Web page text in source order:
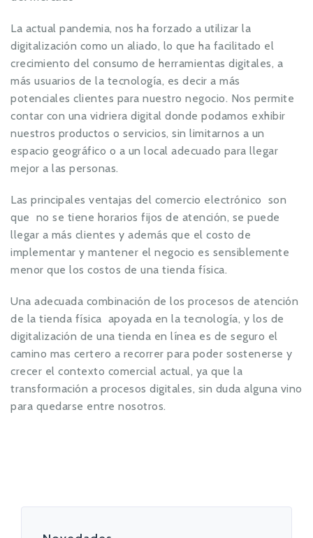
La actual pandemia, nos ha forzado a utilizar la
digitalización como un aliado, lo que ha facilitado el
crecimiento del consumo de herramientas digitales, a
más usuarios de la tecnología, es decir a más
potenciales clientes para nuestro negocio. Nos permite
contar con una vidriera digital donde podamos exhibir
nuestros productos o servicios, sin limitarnos a un
espacio geográfico o a un local adecuado para llegar
mejor a las personas.
Las principales ventajas del comercio electrónico son
que no se tiene horarios fijos de atención, se puede
llegar a más clientes y además que el costo de
implementar y mantener el negocio es sensiblemente
menor que los costos de una tienda física.
Una adecuada combinación de los procesos de atención
de la tienda física apoyada en la tecnología, y los de
digitalización de una tienda en línea es de seguro el
camino mas certero a recorrer para poder sostenerse y
crecer el contexto comercial actual, ya que la
transformación a procesos digitales, sin duda alguna vino
para quedarse entre nosotros.